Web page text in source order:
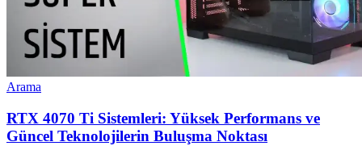
Arama
RTX 4070 Ti Sistemleri: Yüksek Performans ve
Güncel Teknolojilerin Buluşma Noktası